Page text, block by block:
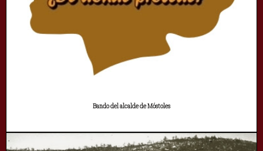
Bando del alcalde de Móstoles